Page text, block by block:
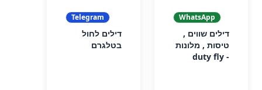
WhatsApp
דילים שווים ,
טיסות , מלונות
- duty fly
Telegram
דילים לחול
בטלגרם